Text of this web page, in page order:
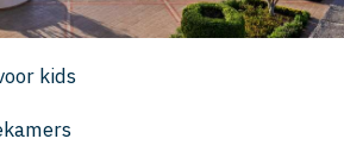
kids